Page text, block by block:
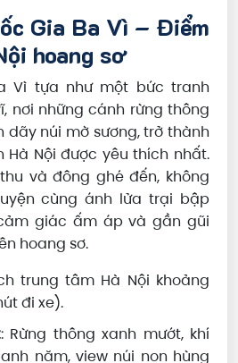
Gia Ba Vì – Điểm
hoang sơ
Vì tựa như một bức tranh
nơi những cánh rừng thông
dãy núi mờ sương, trở thành
Nội được yêu thích nhất.
và đông ghé đến, không
cùng ánh lửa trại bập
giác ấm áp và gần gũi
hoang sơ.
trung tâm Hà Nội khoảng
đi xe).
: Rừng thông xanh mướt, khí
năm, view núi non hùng